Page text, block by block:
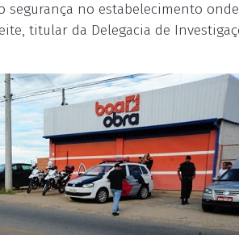
segurança no estabelecimento
titular da Delegacia de